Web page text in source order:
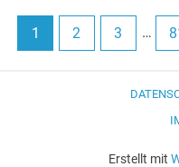
1 2 3 …
Erstellt mit